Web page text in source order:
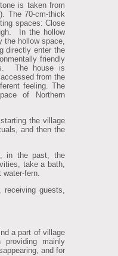
is taken from
The 70-cm-thick
spaces: Close
In the hollow
the hollow space,
directly enter the
friendly
The house is
from the
feeling. The
of Northern
the village
and then the
in the past, the
take a bath,
water-fern.
guests,
a part of village
mainly
and for